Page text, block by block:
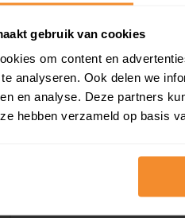
gebruik van cookies
om content en
analyseren. Ook delen we
en analyse. Deze partners
hebben verzameld op basis